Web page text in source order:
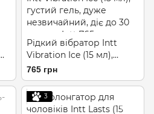
Рідкий вібратор Intt
Vibration Ice (15 мл),
густий гель, дуже
незвичайний, діє до 30
хвилин
765 грн
3